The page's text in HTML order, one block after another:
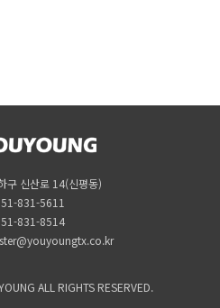
구 신산로 14(신평동)
831-5611
831-8514
ALL RIGHTS RESERVED.